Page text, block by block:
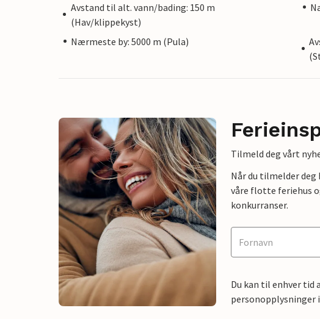
Avstand til alt. vann/bading: 150 m
(Hav/klippekyst)
Nærmeste by: 5000 m (Pula)
Tilmeld deg vårt
Når du tilmelder deg
våre flotte feriehus
konkurranser.
Du kan til enhver tid
personopplysninger